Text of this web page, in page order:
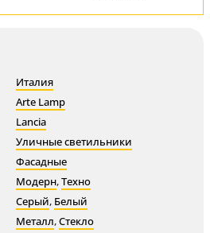
Италия
Arte Lamp
Lancia
Уличные светильники
Фасадные
Модерн,Техно
Серый, Белый
Металл,Стекло